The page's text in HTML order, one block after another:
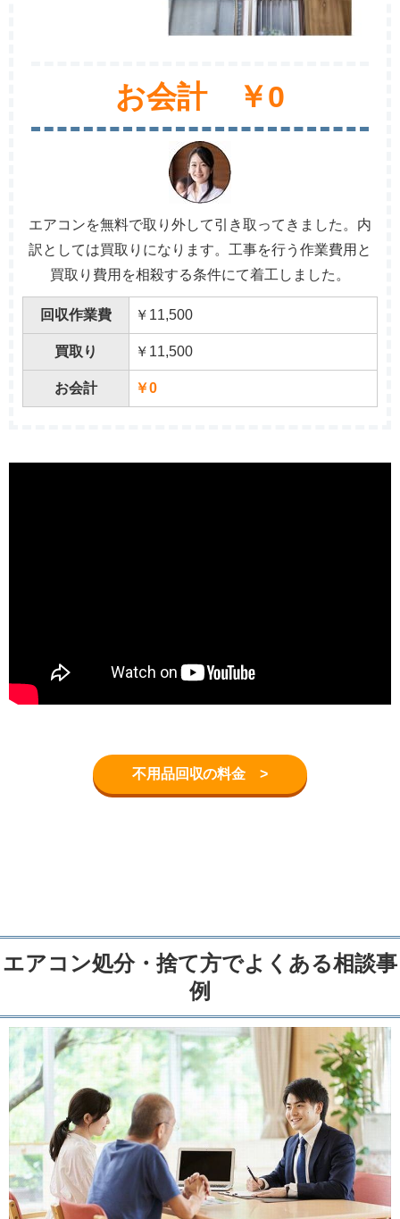
お会計 ￥0
エアコンを無料で取り外して引き取ってきました。内
訳としては買取りになります。工事を行う作業費用と
買取り費用を相殺する条件にて着工しました。
回収作業費 ￥11,500
買取り ￥11,500
お会計 ￥0
不用品回収の料金 >
エアコン処分・捨て方でよくある相談事
例